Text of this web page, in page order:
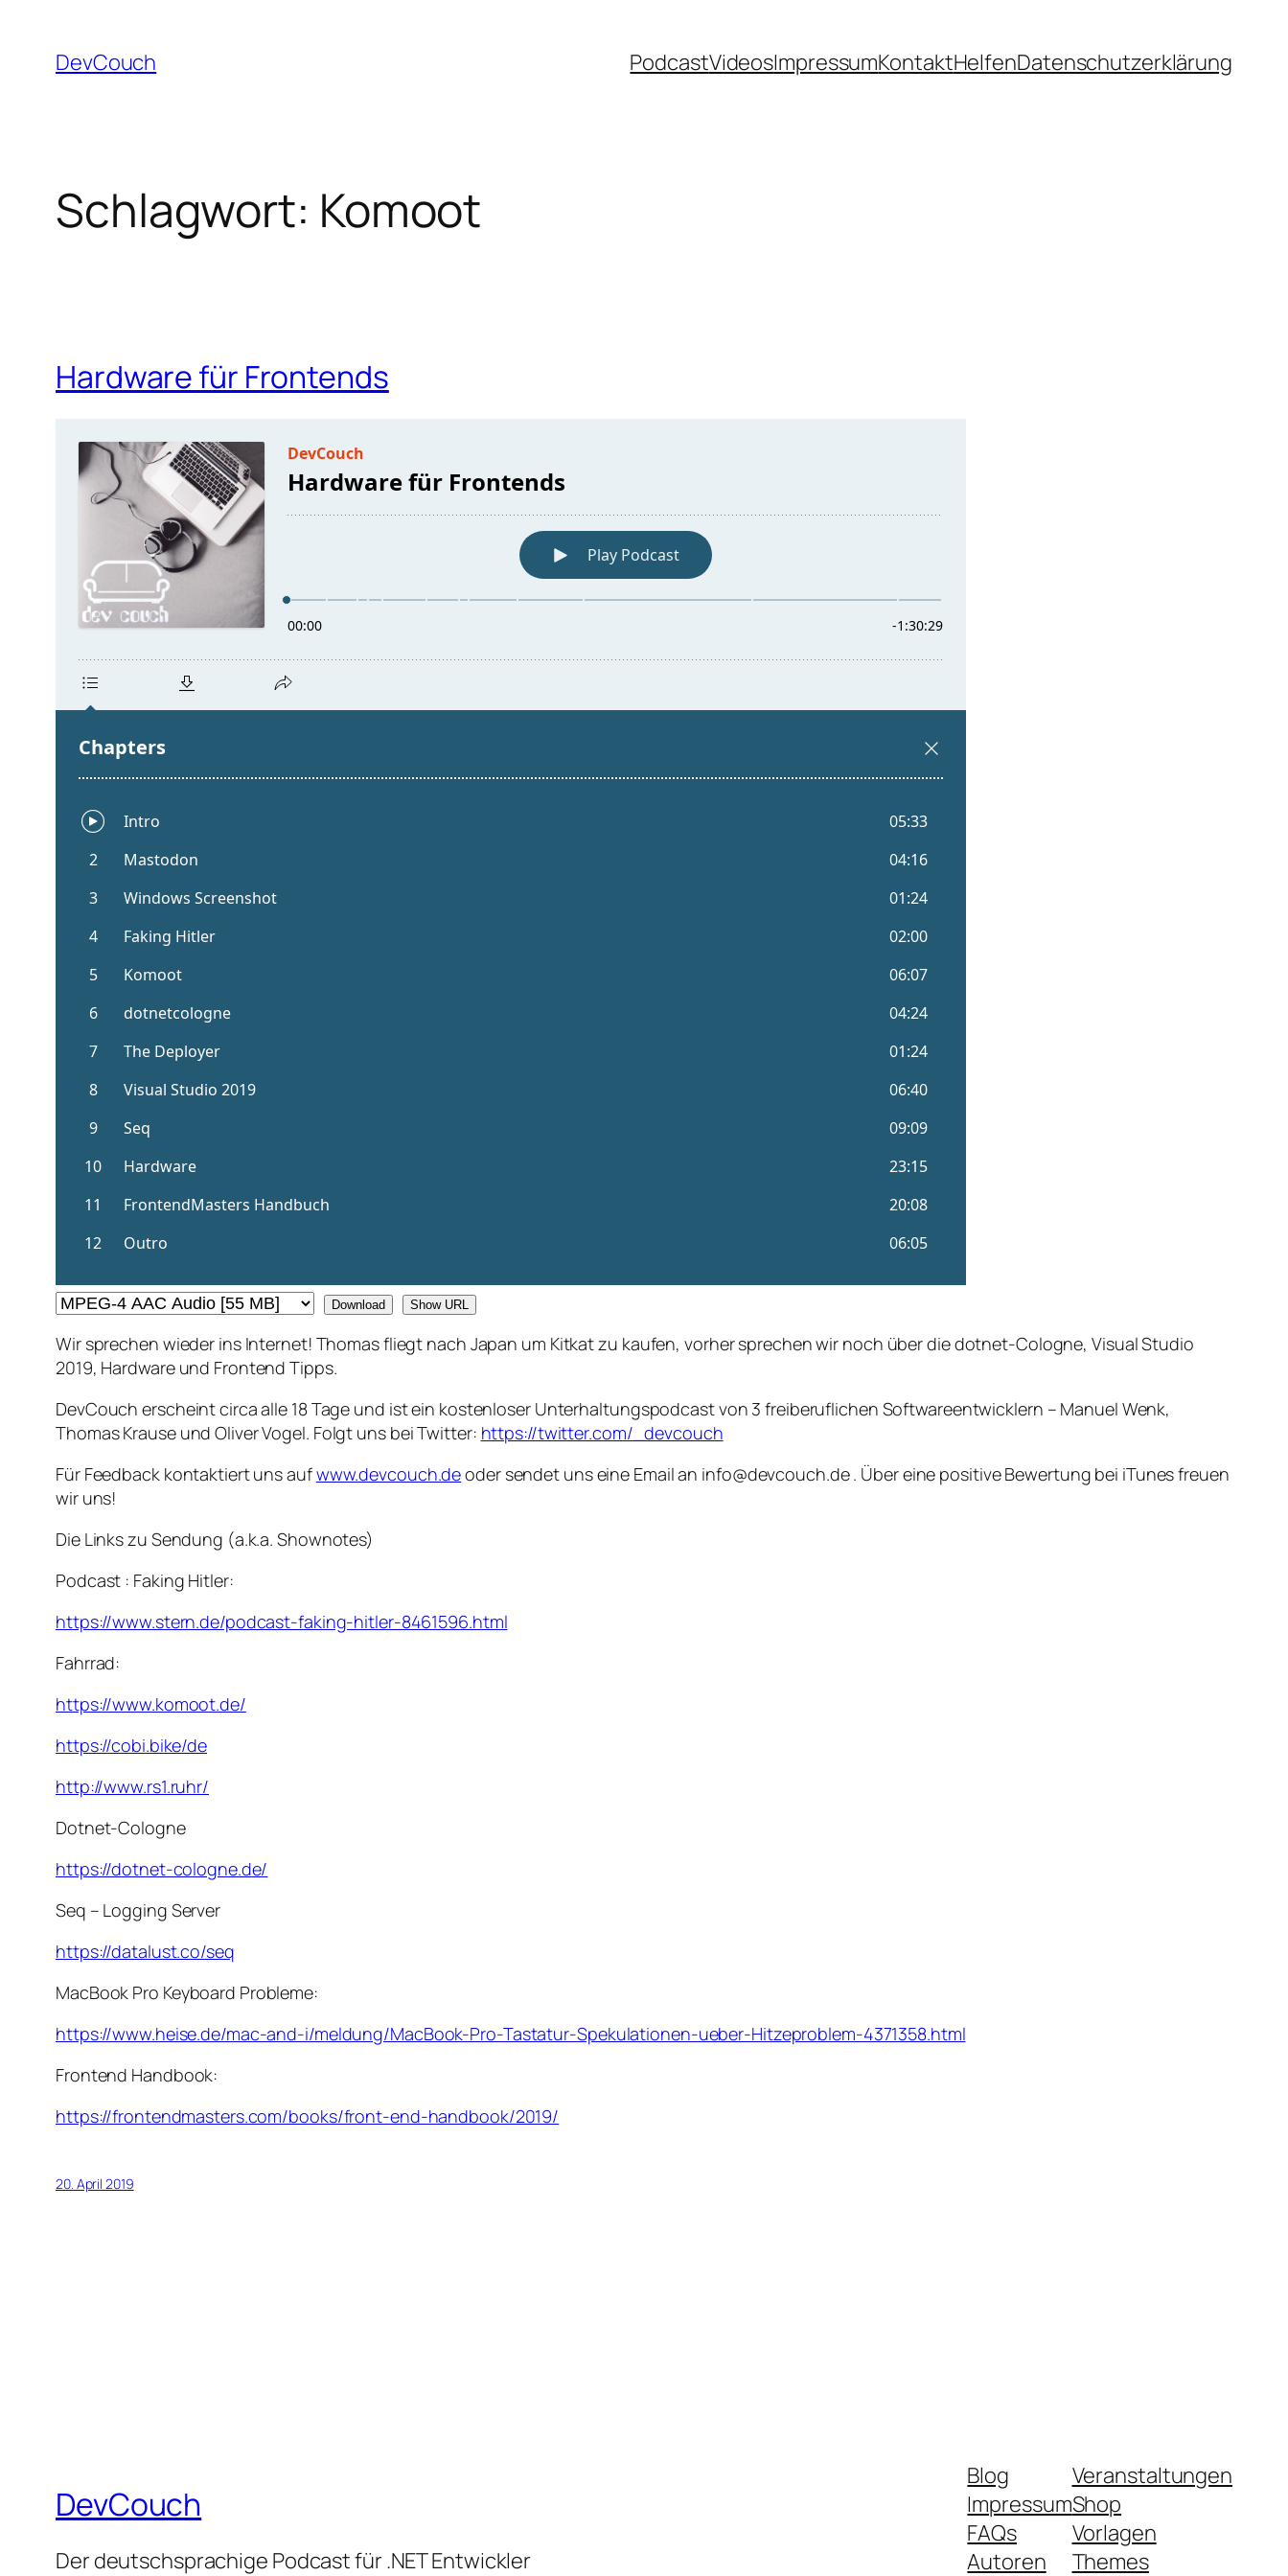
Inhalt
springen
DevCouch PodcastVideosImpressumKontaktHelfenDatenschutzerklärung
Schlagwort: Komoot
Hardware für Frontends
Download Show URL
Wir sprechen wieder ins Internet! Thomas fliegt nach Japan um Kitkat zu kaufen, vorher sprechen wir noch über die dotnet-Cologne, Visual Studio
2019, Hardware und Frontend Tipps.
DevCouch erscheint circa alle 18 Tage und ist ein kostenloser Unterhaltungspodcast von 3 freiberuflichen Softwareentwicklern – Manuel Wenk,
Thomas Krause und Oliver Vogel. Folgt uns bei Twitter: https://twitter.com/_devcouch
Für Feedback kontaktiert uns aufwww.devcouch.deoder sendet uns eine Email an info@devcouch.de . Über eine positive Bewertung bei iTunes freuen
wir uns!
Die Links zu Sendung (a.k.a. Shownotes)
Podcast : Faking Hitler:
https://www.stern.de/podcast-faking-hitler-8461596.html
Fahrrad:
https://www.komoot.de/
https://cobi.bike/de
http://www.rs1.ruhr/
Dotnet-Cologne
https://dotnet-cologne.de/
Seq – Logging Server
https://datalust.co/seq
MacBook Pro Keyboard Probleme:
https://www.heise.de/mac-and-i/meldung/MacBook-Pro-Tastatur-Spekulationen-ueber-Hitzeproblem-4371358.html
Frontend Handbook:
https://frontendmasters.com/books/front-end-handbook/2019/
20. April 2019
DevCouch
Der deutschsprachige Podcast für .NET Entwickler
Blog
Impressum
FAQs
Autoren
Veranstaltungen
Shop
Vorlagen
Themes